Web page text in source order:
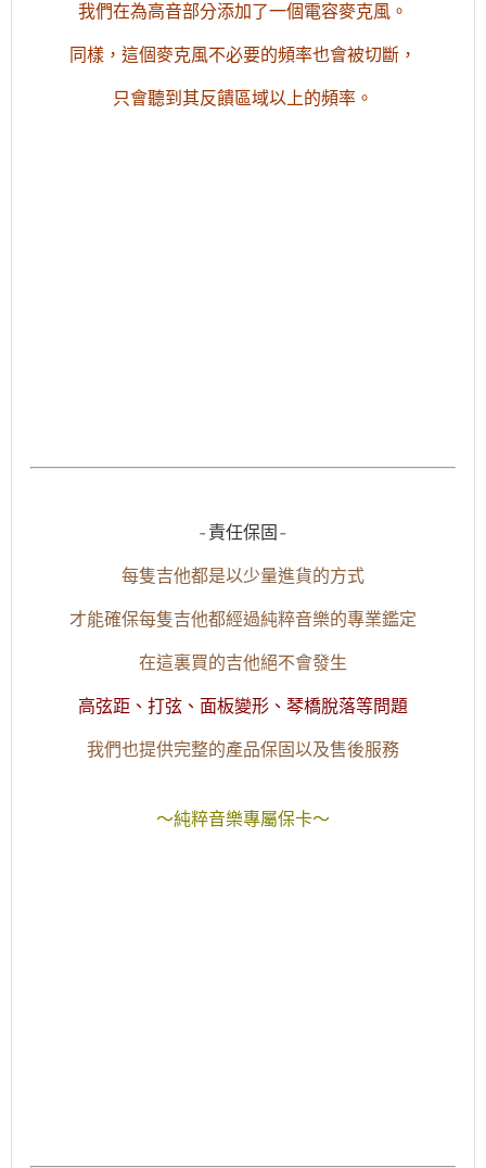
我們在為高音部分添加了一個電容麥克風。
同樣，這個麥克風不必要的頻率也會被切斷，
只會聽到其反饋區域以上的頻率。
-責任保固-
每隻吉他都是以少量進貨的方式
才能確保每隻吉他都經過純粹音樂的專業鑑定
在這裏買的吉他絕不會發生
高弦距、打弦、面板變形、琴橋脫落等問題
我們也提供完整的產品保固以及售後服務
～純粹音樂專屬保卡～